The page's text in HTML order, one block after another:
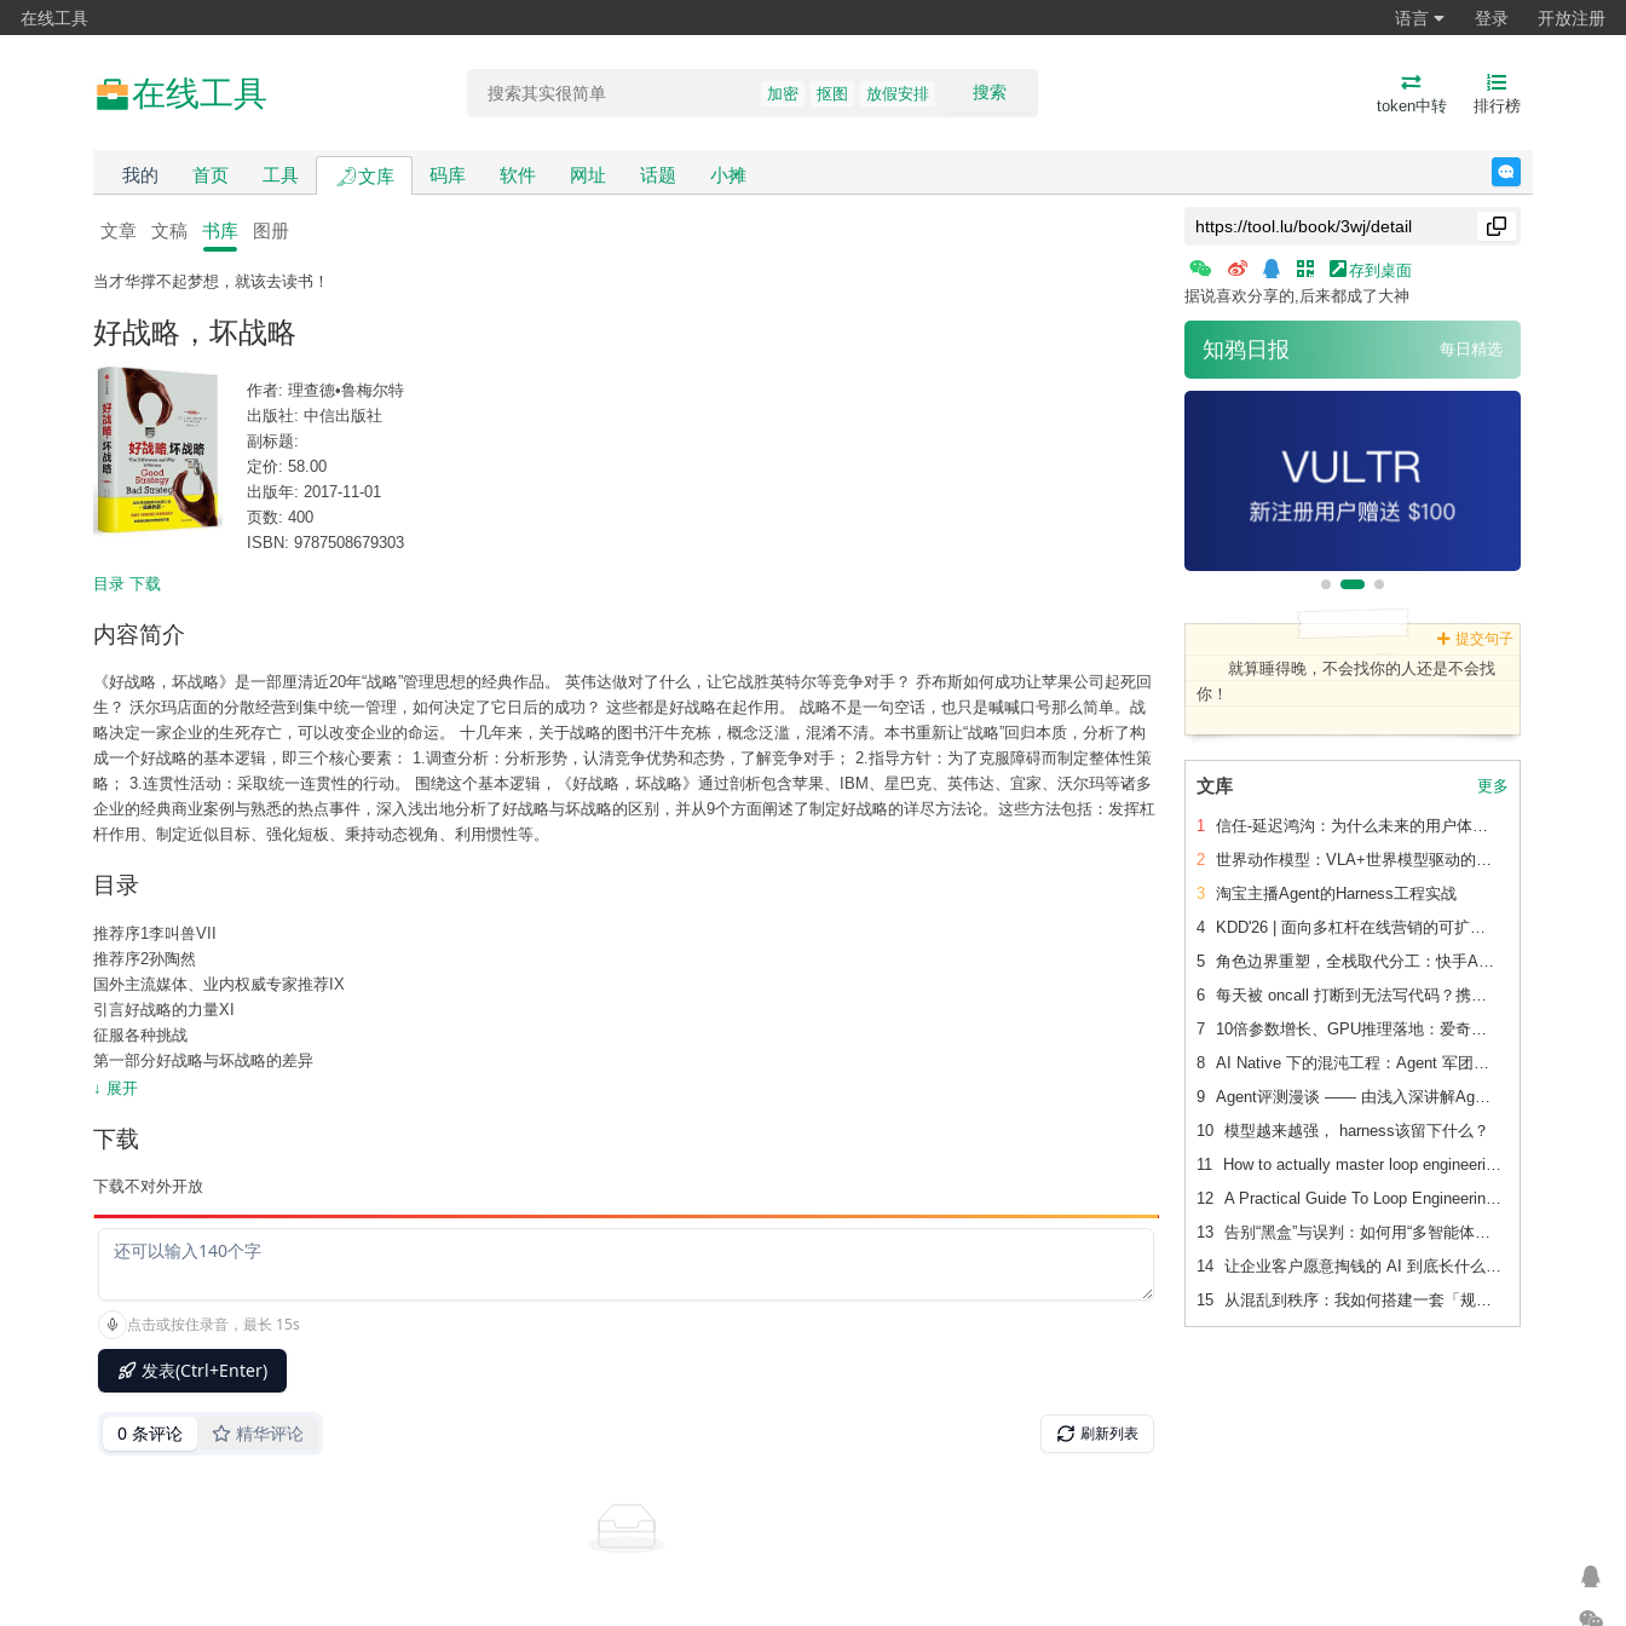
在线工具 语言 登录 开放注册
在线工具 搜索
加密 抠图 放假安排
token中转 排行榜
我的 首页 工具 文库 码库 软件 网址 话题 小摊
文章 文稿 书库 图册
当才华撑不起梦想，就该去读书！
好战略，坏战略
作者: 理查德•鲁梅尔特
出版社: 中信出版社
副标题:
定价: 58.00
出版年: 2017-11-01
页数: 400
ISBN: 9787508679303
目录 下载
内容简介
《好战略，坏战略》是一部厘清近20年“战略”管理思想的经典作品。 英伟达做对了什么，让它战胜英特尔等竞争对手？ 乔布斯如何成功让苹果公司起死回
生？ 沃尔玛店面的分散经营到集中统一管理，如何决定了它日后的成功？ 这些都是好战略在起作用。 战略不是一句空话，也只是喊喊口号那么简单。战
略决定一家企业的生死存亡，可以改变企业的命运。 十几年来，关于战略的图书汗牛充栋，概念泛滥，混淆不清。本书重新让“战略”回归本质，分析了构
成一个好战略的基本逻辑，即三个核心要素： 1.调查分析：分析形势，认清竞争优势和态势，了解竞争对手； 2.指导方针：为了克服障碍而制定整体性策
略； 3.连贯性活动：采取统一连贯性的行动。 围绕这个基本逻辑，《好战略，坏战略》通过剖析包含苹果、IBM、星巴克、英伟达、宜家、沃尔玛等诸多
企业的经典商业案例与熟悉的热点事件，深入浅出地分析了好战略与坏战略的区别，并从9个方面阐述了制定好战略的详尽方法论。这些方法包括：发挥杠
杆作用、制定近似目标、强化短板、秉持动态视角、利用惯性等。
目录
推荐序1李叫兽VII
推荐序2孙陶然
国外主流媒体、业内权威专家推荐IX
引言好战略的力量XI
征服各种挑战
第一部分好战略与坏战略的差异
第1章
史蒂夫•乔布斯拯救苹果公司
“沙漠风暴”中施瓦茨科普夫将军的战略
为什么“a计划”会带来惊喜？
好战略之转换视角创造优势
发现沃尔玛的成功秘诀
迫使苏联付出高昂代价的低成本战略
第3章
坏战略防不胜防
怎么识别故作高深的伪装战略？
↓ 展开
下载
下载不对外开放
存到桌面
据说喜欢分享的,后来都成了大神
知鸦日报 每日精选
提交句子
就算睡得晚，不会找你的人还是不会找
你！
文库 更多
1
信任-延迟鸿沟：为什么未来的用户体验会刻意变慢
2
世界动作模型：VLA+世界模型驱动的Physical AI 后训练范式跃迁
3 淘宝主播Agent的Harness工程实战
4
KDD'26 | 面向多杠杆在线营销的可扩展、可追踪联合 增量建模
5
角色边界重塑，全栈取代分工：快手AI生产力体系成形
6
每天被 oncall 打断到无法写代码？携程机票前端用这套方法把重复问题解决了2/3
7
10倍参数增长、GPU推理落地：爱奇艺广告CVR模型的升级之路
8
AI Native 下的混沌工程：Agent 军团如何重新定义系统韧性验证
9
Agent评测漫谈 —— 由浅入深讲解Agent评测
10 模型越来越强， harness该留下什么？
11
How to actually master loop engineering
12
A Practical Guide To Loop Engineering Without Yourself
13
告别“黑盒”与误判：如何用“多智能体对抗辩论”重构内容安全审核系统
14
让企业客户愿意掏钱的 AI 到底长什么样？
15
从混乱到秩序：我如何搭建一套「规范驱动」的 AI 协作开发体系